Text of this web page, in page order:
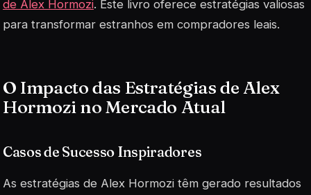
de Alex Hormozi. Este livro oferece estratégias valiosas
para transformar estranhos em compradores leais.
O Impacto das Estratégias de Alex
Hormozi no Mercado Atual
Casos de Sucesso Inspiradores
As estratégias de Alex Hormozi têm gerado resultados